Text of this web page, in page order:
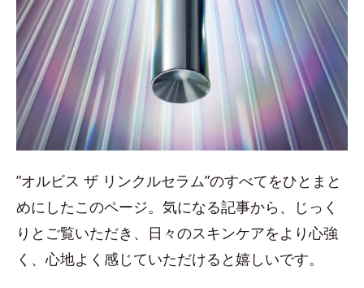
”オルビス ザ リンクルセラム”のすべてをひとまと
めにしたこのページ。気になる記事から、じっく
りとご覧いただき、日々のスキンケアをより心強
く、心地よく感じていただけると嬉しいです。